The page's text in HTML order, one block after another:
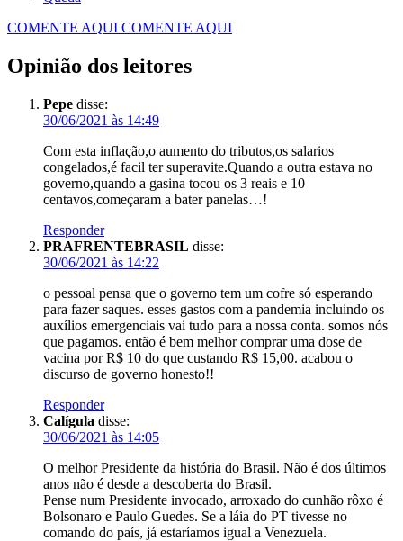
COMENTE AQUI COMENTE AQUI
Opinião dos leitores
Pepe disse:
30/06/2021 às 14:49
Com esta inflação,o aumento do tributos,os salarios
congelados,é facil ter superavite.Quando a outra estava no
governo,quando a gasina tocou os 3 reais e 10
centavos,começaram a bater panelas…!
Responder
PRAFRENTEBRASIL disse:
30/06/2021 às 14:22
o pessoal pensa que o governo tem um cofre só esperando
para fazer saques. esses gastos com a pandemia incluindo os
auxílios emergenciais vai tudo para a nossa conta. somos nós
que pagamos. então é bem melhor comprar uma dose de
vacina por R$ 10 do que custando R$ 15,00. acabou o
discurso de governo honesto!!
Responder
Calígula disse:
30/06/2021 às 14:05
O melhor Presidente da história do Brasil. Não é dos últimos
anos não é desde a descoberta do Brasil.
Pense num Presidente invocado, arroxado do cunhão rôxo é
Bolsonaro e Paulo Guedes. Se a láia do PT tivesse no
comando do país, já estaríamos igual a Venezuela.